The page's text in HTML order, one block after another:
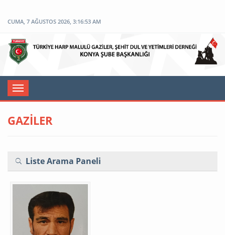
CUMA, 7 AĞUSTOS 2026, 3:16:54 AM
Toggle
navigation
GAZİLER
Liste Arama Paneli